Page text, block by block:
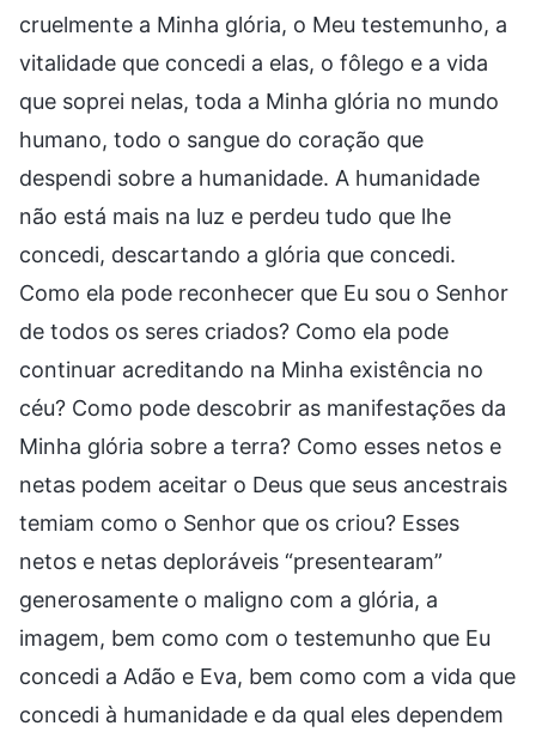
cruelmente a Minha glória, o Meu testemunho, a
vitalidade que concedi a elas, o fôlego e a vida
que soprei nelas, toda a Minha glória no mundo
humano, todo o sangue do coração que
despendi sobre a humanidade. A humanidade
não está mais na luz e perdeu tudo que lhe
concedi, descartando a glória que concedi.
Como ela pode reconhecer que Eu sou o Senhor
de todos os seres criados? Como ela pode
continuar acreditando na Minha existência no
céu? Como pode descobrir as manifestações da
Minha glória sobre a terra? Como esses netos e
netas podem aceitar o Deus que seus ancestrais
temiam como o Senhor que os criou? Esses
netos e netas deploráveis “presentearam”
generosamente o maligno com a glória, a
imagem, bem como com o testemunho que Eu
concedi a Adão e Eva, bem como com a vida que
concedi à humanidade e da qual eles dependem